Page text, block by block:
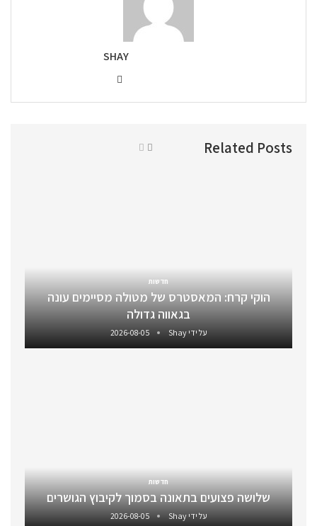
SHAY
Related Posts
חדשות
הוקי קרח: המאסטרס של מטולה מסיימים עונה
בגאווה גדולה
על ידיShay
2026-08-05
חדשות
שלושה פצועים בתאונה בסמוך לקיבוץ הגושרים
על ידיShay
2026-08-05